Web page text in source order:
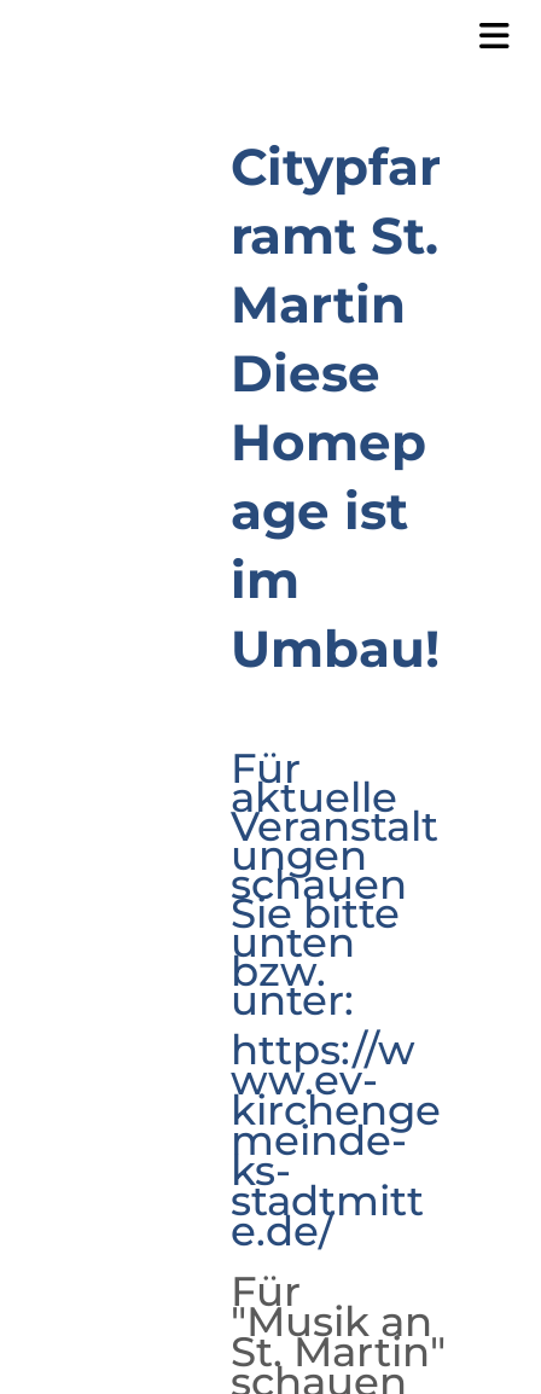
Citypfar
ramt St.
Martin
Diese
Homep
age ist
im
Umbau!
Für
aktuelle
Veranstalt
ungen
schauen
Sie bitte
unten
bzw.
unter:
https://w
ww.ev-
kirchenge
meinde-
ks-
stadtmitt
e.de/
Für
"Musik an
St. Martin"
schauen